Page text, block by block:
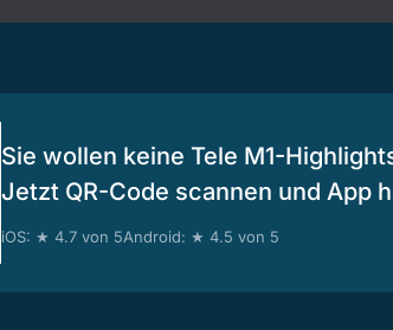
Sie wollen keine Tele M1-
Jetzt QR-Code scannen und App
iOS: ★ 4.7 von 5Android: ★ 4.5 von 5